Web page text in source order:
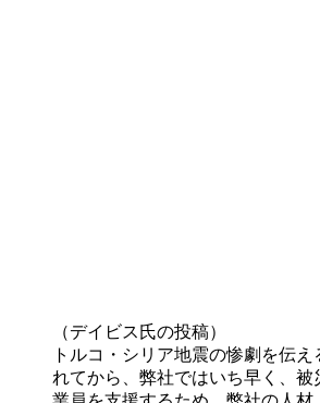
（デイビス氏の投稿）
トルコ・シリア地震の惨劇を伝
れてから、弊社ではいち早く、被